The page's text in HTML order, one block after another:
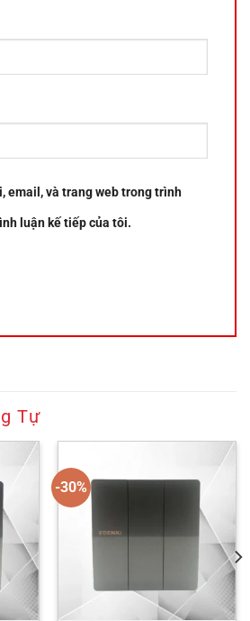
email, và trang web trong trình
luận kế tiếp của tôi.
Tự
-30%